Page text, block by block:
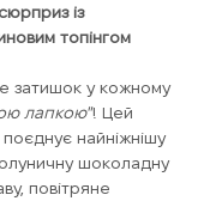
із
топінгом
затишок у кожному
лапкою"! Цей
найніжнішу
шоколадну
повітряне